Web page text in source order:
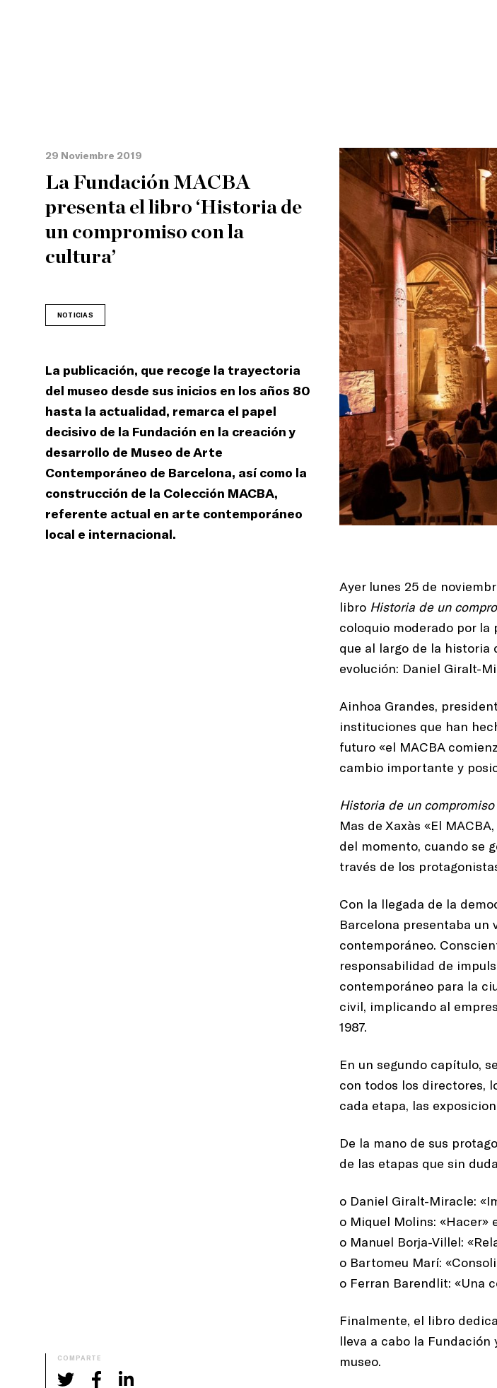
29 Noviembre 2019
La Fundación MACBA
presenta el libro ‘Historia de
un compromiso con la
cultura’
NOTICIAS
La publicación, que recoge la trayectoria
del museo desde sus inicios en los años 80
hasta la actualidad, remarca el papel
decisivo de la Fundación en la creación y
desarrollo de Museo de Arte
Contemporáneo de Barcelona, así como la
construcción de la Colección MACBA,
referente actual en arte contemporáneo
local e internacional.
COMPARTE
Ayer lunes 25 de
libro Historia de un
coloquio moderado por la
que al largo de la historia
evolución: Daniel Giralt-
Ainhoa Grandes,
instituciones que han
futuro «el MACBA
cambio importante y
Historia de un
Mas de Xaxàs «El
del momento, cuando se
través de los
Con la llegada de la
Barcelona presentaba
contemporáneo.
responsabilidad de
contemporáneo para la
civil, implicando al
1987.
En un segundo capítulo,
con todos los directores,
cada etapa, las
De la mano de sus
de las etapas que sin
o Daniel Giralt-Miracle:
o Miquel Molins: «Hacer»
o Manuel Borja-Villel:
o Bartomeu Marí:
o Ferran Barendlit: «Una
Finalmente, el libro
lleva a cabo la
museo.